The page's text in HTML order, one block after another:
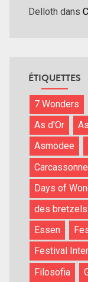
Delloth dans
ÉTIQUETTES
7 Wonders
As d'Or
Asmodee
Carcassonne
Days of
des
Essen
Festival
Filosofia